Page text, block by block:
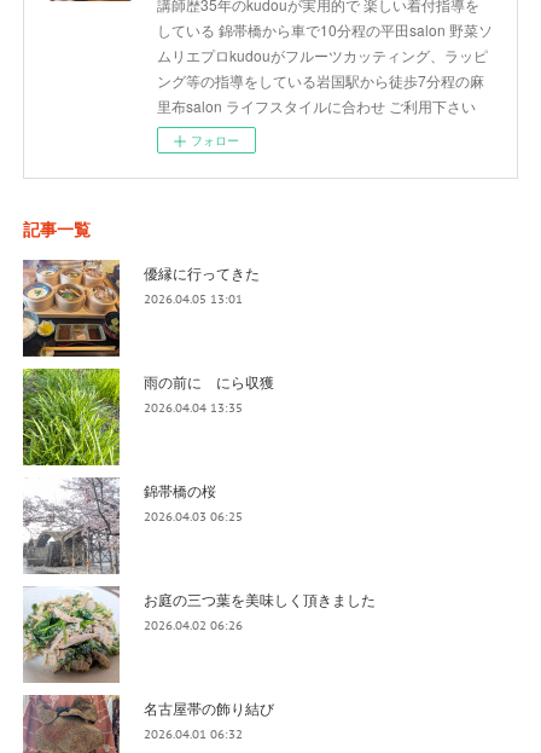
講師歴35年のkudouが実用的で 楽しい着付指導を
している 錦帯橋から車で10分程の平田salon 野菜ソ
ムリエプロkudouがフルーツカッティング、ラッピ
ング等の指導をしている岩国駅から徒歩7分程の麻
里布salon ライフスタイルに合わせ ご利用下さい
フォロー
記事一覧
優縁に行ってきた
2026.04.05 13:01
雨の前に にら収獲
2026.04.04 13:35
錦帯橋の桜
2026.04.03 06:25
お庭の三つ葉を美味しく頂きました
2026.04.02 06:26
名古屋帯の飾り結び
2026.04.01 06:32